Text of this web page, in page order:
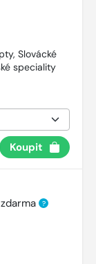
Slovácké
speciality
Koupit
?